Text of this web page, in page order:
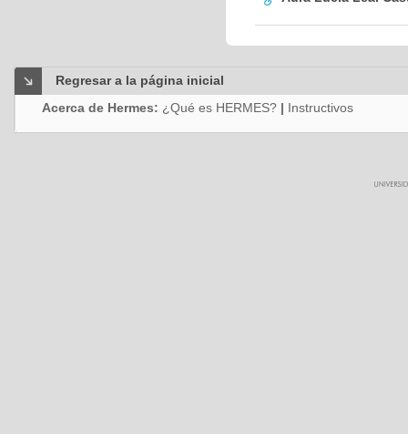
Regresar a la página inicial
Acerca de Hermes: ¿Qué es HERMES? | Instructivos